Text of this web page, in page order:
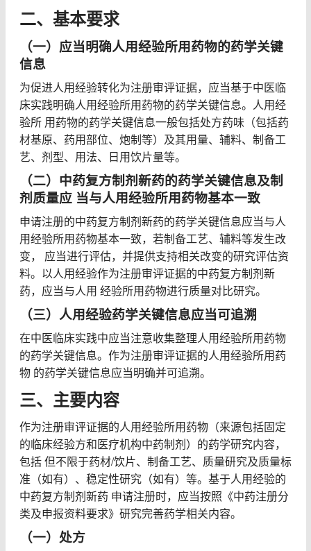
二、基本要求
（一）应当明确人用经验所用药物的药学关键
信息
为促进人用经验转化为注册审评证据，应当基于中医临
床实践明确人用经验所用药物的药学关键信息。人用经
验所 用药物的药学关键信息一般包括处方药味（包括药
材基原、药用部位、炮制等）及其用量、辅料、制备工
艺、剂型、用法、日用饮片量等。
（二）中药复方制剂新药的药学关键信息及制
剂质量应 当与人用经验所用药物基本一致
申请注册的中药复方制剂新药的药学关键信息应当与人
用经验所用药物基本一致，若制备工艺、辅料等发生改
变， 应当进行评估，并提供支持相关改变的研究评估资
料。以人用经验作为注册审评证据的中药复方制剂新
药，应当与人用 经验所用药物进行质量对比研究。
（三）人用经验药学关键信息应当可追溯
在中医临床实践中应当注意收集整理人用经验所用药物
的药学关键信息。作为注册审评证据的人用经验所用药
物 的药学关键信息应当明确并可追溯。
三、主要内容
作为注册审评证据的人用经验所用药物（来源包括固定
的临床经验方和医疗机构中药制剂）的药学研究内容，
包括 但不限于药材/饮片、制备工艺、质量研究及质量标
准（如有）、稳定性研究（如有）等。基于人用经验的
中药复方制剂新药 申请注册时，应当按照《中药注册分
类及申报资料要求》研究完善药学相关内容。
（一）处方